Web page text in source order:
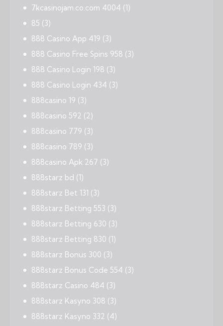
7kcasinojam.co.com 4004 (1)
85 (3)
888 Casino App 419 (3)
888 Casino Free Spins 958 (3)
888 Casino Login 198 (3)
888 Casino Login 434 (3)
888casino 19 (3)
888casino 592 (2)
888casino 779 (3)
888casino 789 (3)
888casino Apk 267 (3)
888starz bd (1)
888starz Bet 131 (3)
888starz Betting 553 (3)
888starz Betting 630 (3)
888starz Betting 830 (1)
888starz Bonus 300 (3)
888starz Bonus Code 554 (3)
888starz Casino 484 (3)
888starz Kasyno 308 (3)
888starz Kasyno 332 (4)